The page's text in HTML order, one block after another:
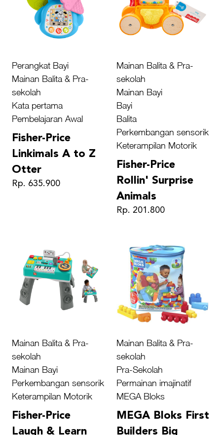
Perangkat Bayi
Mainan Balita & Pra-
sekolah
Kata pertama
Pembelajaran Awal
Fisher-Price
Linkimals A to Z
Otter
Rp. 635.900
Mainan Balita & Pra-
sekolah
Mainan Bayi
Bayi
Balita
Perkembangan sensorik
Keterampilan Motorik
Fisher-Price
Rollin' Surprise
Animals
Rp. 201.800
Mainan Balita & Pra-
sekolah
Mainan Bayi
Perkembangan sensorik
Keterampilan Motorik
Fisher-Price
Laugh & Learn
Mainan Balita & Pra-
sekolah
Pra-Sekolah
Permainan imajinatif
MEGA Bloks
MEGA Bloks First
Builders Big